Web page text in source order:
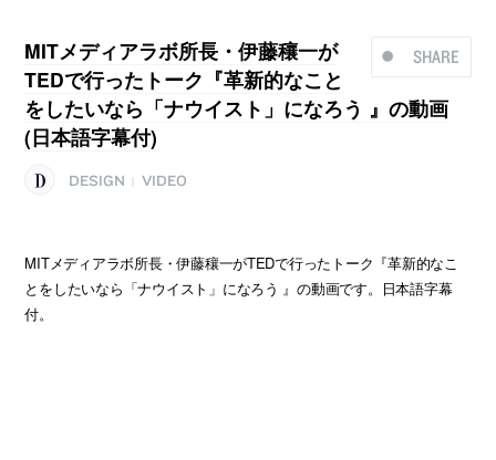
SHARE
MITメディアラボ所長・伊藤穰一が
TEDで行ったトーク『革新的なこと
をしたいなら「ナウイスト」になろう 』の動画
(日本語字幕付)
DESIGN VIDEO
MITメディアラボ所長・伊藤穰一がTEDで行ったトーク『革新的なこ
とをしたいなら「ナウイスト」になろう 』の動画です。日本語字幕
付。